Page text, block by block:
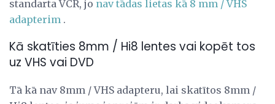
standarta VCR, jo nav tādas lietas kā 8 mm / VHS
adapterim .
Kā skatīties 8mm / Hi8 lentes vai kopēt tos
uz VHS vai DVD
Tā kā nav 8mm / VHS adapteru, lai skatītos 8mm /